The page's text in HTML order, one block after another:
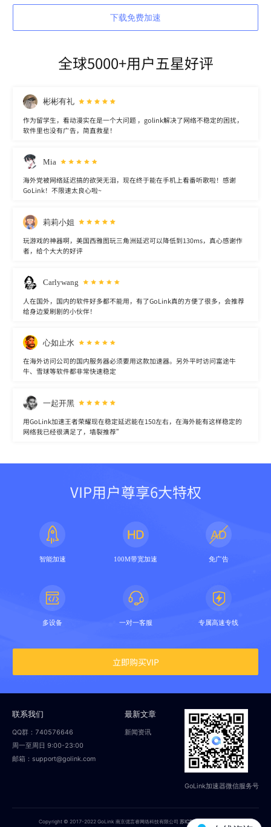
下载免费加速
全球5000+用户五星好评
彬彬有礼
作为留学生，看动漫实在是一个大问题 ，golink解决了网络不稳定的困扰，
软件里也没有广告，简直救星！
Mia
海外党被网络延迟搞的欲哭无泪，现在终于能在手机上看番听歌啦！感谢
GoLink！不限速太良心啦~
莉莉小姐
玩游戏的神器啊，美国西雅图玩三角洲延迟可以降低到130ms，真心感谢作
者，给个大大的好评
Carlywang
人在国外，国内的软件好多都不能用，有了GoLink真的方便了很多，会推荐
给身边爱刷剧的小伙伴！
心如止水
在海外访问公司的国内服务器必须要用这款加速器。另外平时访问富途牛
牛、雪球等软件都非常快速稳定
一起开黑
用GoLink加速王者荣耀现在稳定延迟能在150左右，在海外能有这样稳定的
网络我已经很满足了，墙裂推荐”
VIP用户尊享6大特权
智能加速 100M带宽加速 免广告
多设备 一对一客服 专属高速专线
立即购买VIP
联系我们
QQ群：740576646
周一至周日 9:00-23:00
邮箱：support@golink.com
最新文章
新闻资讯
GoLink加速器微信服务号
Copyright © 2017-2022 GoLink 南京偲言睿网络科技有限公司苏ICP备18014251号-2